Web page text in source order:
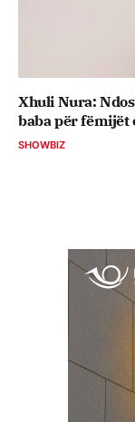
Xhuli Nura:
baba për fëmijët
SHOWBIZ